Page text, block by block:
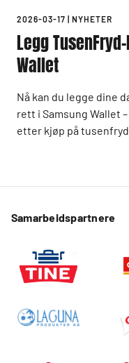
2026-03-17 NYHETER
Legg
Wallet
Nå kan du legge dine
rett i Samsung Wallet
etter kjøp på
Samarbeidspartnere